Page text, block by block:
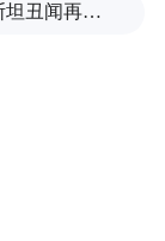
拆解后发现
爱泼斯坦丑闻再曝新线索！美国顶级艺术学校爆70起性侵黑幕，近50名成年人被指控